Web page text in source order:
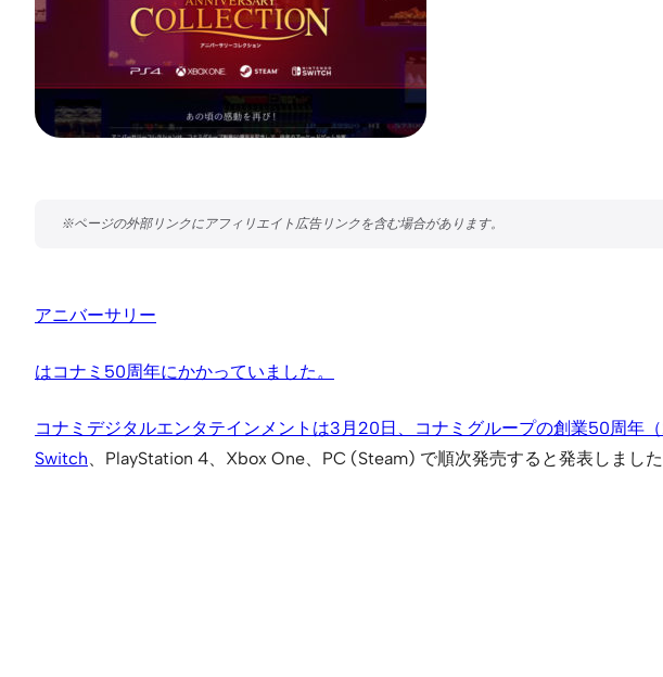
アニバーサリー
はコナミ50周年にかかっていました。
コナミデジタルエンタテインメントは3月20日、コナミグループの創業50周年
Switch、PlayStation 4、Xbox One、PC (Steam) で順次発売すると発表しました